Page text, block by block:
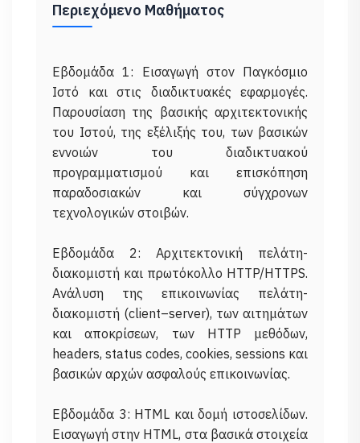
Περιεχόμενο Μαθήματος
Εβδομάδα 1: Εισαγωγή στον Παγκόσμιο
Ιστό και στις διαδικτυακές εφαρμογές.
Παρουσίαση της βασικής αρχιτεκτονικής
του Ιστού, της εξέλιξής του, των βασικών
εννοιών του διαδικτυακού
προγραμματισμού και επισκόπηση
παραδοσιακών και σύγχρονων
τεχνολογικών στοιβών.
Εβδομάδα 2: Αρχιτεκτονική πελάτη-
διακομιστή και πρωτόκολλο HTTP/HTTPS.
Ανάλυση της επικοινωνίας πελάτη-
διακομιστή (client–server), των αιτημάτων
και αποκρίσεων, των HTTP μεθόδων,
headers, status codes, cookies, sessions και
βασικών αρχών ασφαλούς επικοινωνίας.
Εβδομάδα 3: HTML και δομή ιστοσελίδων.
Εισαγωγή στην HTML, στα βασικά στοιχεία